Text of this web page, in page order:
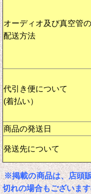
オーディオ及び真空管の
配送方法
代引き便について
(着払い）
商品の発送日
発送先について
※掲載の商品は、店頭
切れの場合もございま